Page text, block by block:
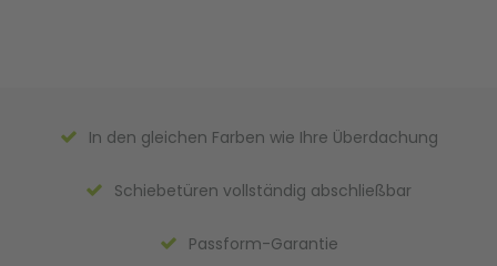
In den gleichen Farben wie Ihre Überdachung
Schiebetüren vollständig abschließbar
Passform-Garantie